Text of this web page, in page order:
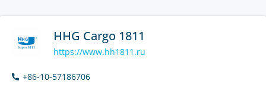
HHG Cargo 1811
https://www.hh1811.ru
+86-10-57186706